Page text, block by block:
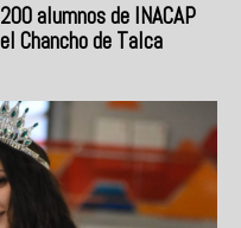
alumnos de INACAP
Chancho de Talca